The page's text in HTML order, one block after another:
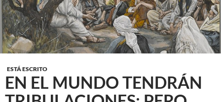
ESTÁ ESCRITO
EN EL MUNDO TENDRÁN